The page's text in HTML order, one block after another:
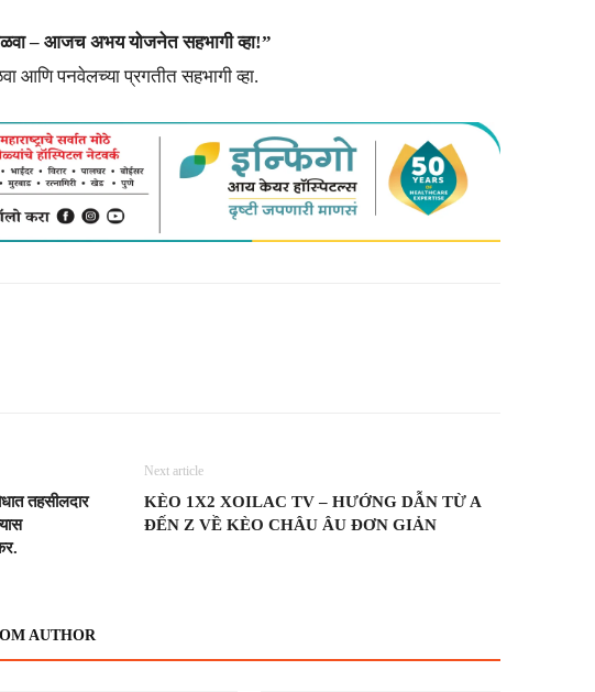
– आजच अभय योजनेत सहभागी व्हा!”
आणि पनवेलच्या प्रगतीत सहभागी व्हा.
तहसीलदार
Next article
KÈO 1X2 XOILAC TV – HƯỚNG DẪN TỪ A
ĐẾN Z VỀ KÈO CHÂU ÂU ĐƠN GIẢN
AUTHOR